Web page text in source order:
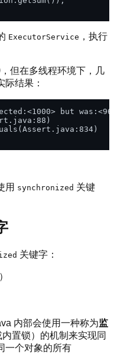
ExecutorService ，执行
但在多线程环境下，几
结果：
but
用 synchronized 关键
关键字：
内部会使用一种称为监
内置锁）的机制来实现同
一个对象的所有